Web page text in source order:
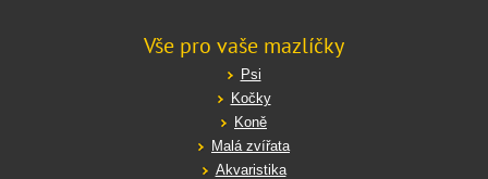
Vše pro vaše mazlíčky
Psi
Kočky
Koně
Malá zvířata
Akvaristika